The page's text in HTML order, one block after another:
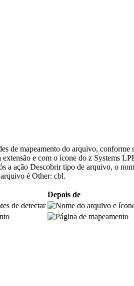
de mapeamento do arquivo,
e com o ícone do z Systems
a ação Descobrir tipo de arquivo, o
é Other: cbl.
Depois de